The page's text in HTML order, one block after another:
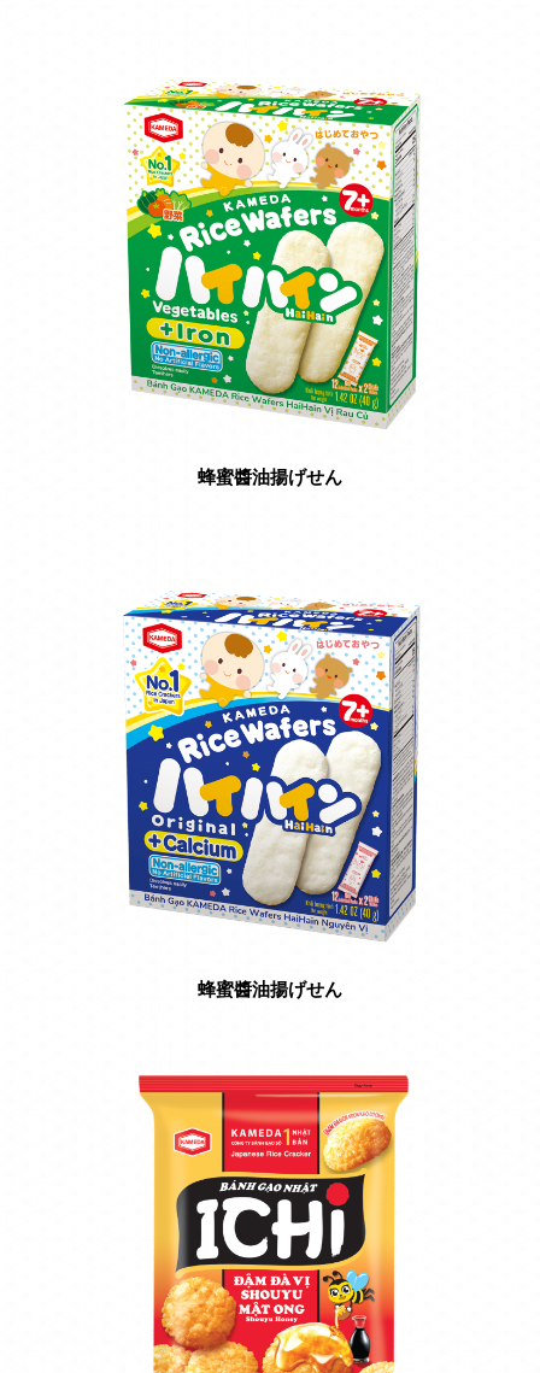
蜂蜜醬油揚げせん
蜂蜜醬油揚げせん